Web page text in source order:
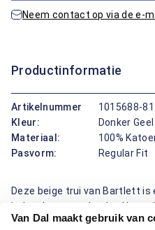
Van Dal maakt gebruik van
Neem contact op via de e-
Productinformatie
Artikelnummer
1015688-
Kleur:
Donker
Materiaal:
100%
Pasvorm:
Regular Fit
Deze beige trui van Bartlett is
iedere herengarderobe. Het
klassieke uitstraling, terwijl